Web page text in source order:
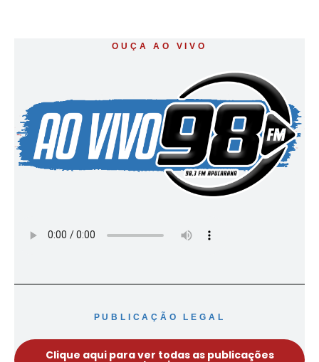
OUÇA AO VIVO
PUBLICAÇÃO LEGAL
Clique aqui para ver todas as publicações